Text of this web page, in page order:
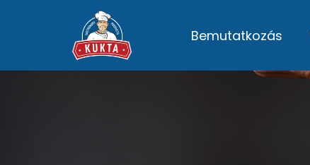
Bemutatkozás